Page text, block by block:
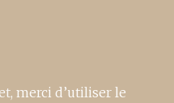
merci d’utiliser le